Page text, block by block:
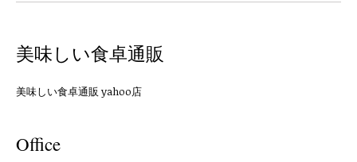
美味しい食卓通販
美味しい食卓通販 yahoo店
Office